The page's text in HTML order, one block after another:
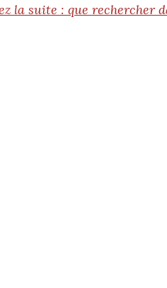
la suite : que rechercher